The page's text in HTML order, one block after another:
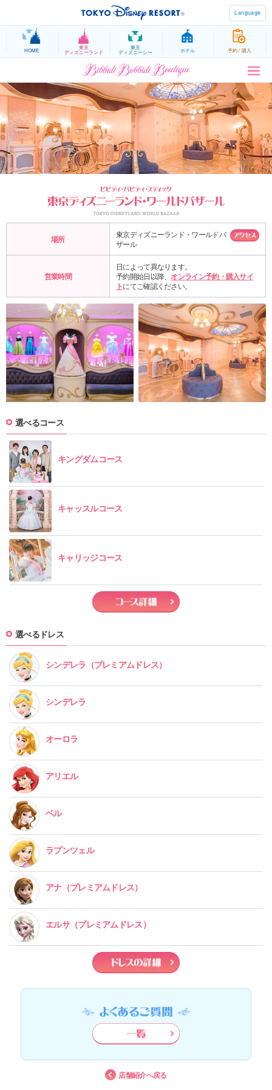
Language
HOME 東京
ディズニーランド
東京
ディズニーシー ホテル 予約 / 購入
場所
東京ディズニーランド・ワールドバ
ザール
営業時間
日によって異なります。
予約開始日以降、 オンライン予約・購入サイ
トにてご確認ください。
選べるコース
キングダムコース
キャッスルコース
キャリッジコース
選べるドレス
シンデレラ （プレミアムドレス）
シンデレラ
オーロラ
アリエル
ベル
ラプンツェル
アナ（プレミアムドレス）
エルサ（プレミアムドレス）
店舗紹介へ戻る